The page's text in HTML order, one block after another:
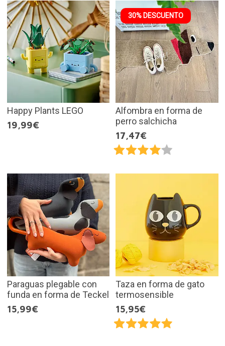
Happy Plants LEGO
19,99€
30% DESCUENTO
Alfombra en forma de
perro salchicha
17,47€
Paraguas plegable con
funda en forma de Teckel
15,99€
Taza en forma de gato
termosensible
15,95€